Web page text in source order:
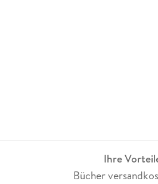
Ihre
Bücher